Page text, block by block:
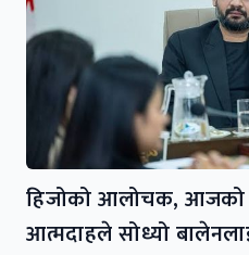
हिजोको आलोचक, आजको
आत्मदाहले सोध्यो